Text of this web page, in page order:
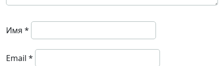
Имя *
Email *